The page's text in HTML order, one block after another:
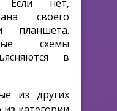
нет,
своего
планшета.
схемы
в
из других